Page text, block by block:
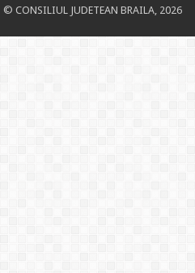
© CONSILIUL JUDETEAN BRAILA, 2026